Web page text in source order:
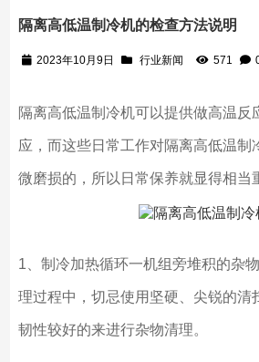
隔离高低温制冷机的检查方法说明
2023年10月9日 行业新闻 571
隔离高低温制冷机可以提供做高温反
应，而这些日常工作对隔离高低温制
微磨损的，所以日常保养就显得相当
1、制冷加热循环一机组旁堆积的杂
理过程中，切忌使用坚硬、尖锐的清
韧性较好的来进行杂物清理。